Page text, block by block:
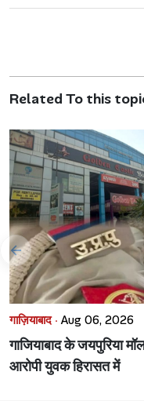
Related To this
गाज़ियाबाद · Aug 06, 2026
गाजियाबाद के जयपुरिया
आरोपी युवक हिरासत में